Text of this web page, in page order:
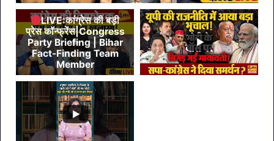
LIVE:कांग्रेस की बड़ी
प्रेस कॉन्फ्रेंस|Congress
Party Briefing | Bihar
Fact-Finding Team
Member